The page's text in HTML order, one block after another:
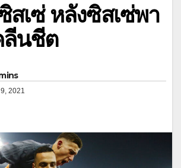
สเซ่ หลังซิสเซ่พา
ลีนชีต
2021